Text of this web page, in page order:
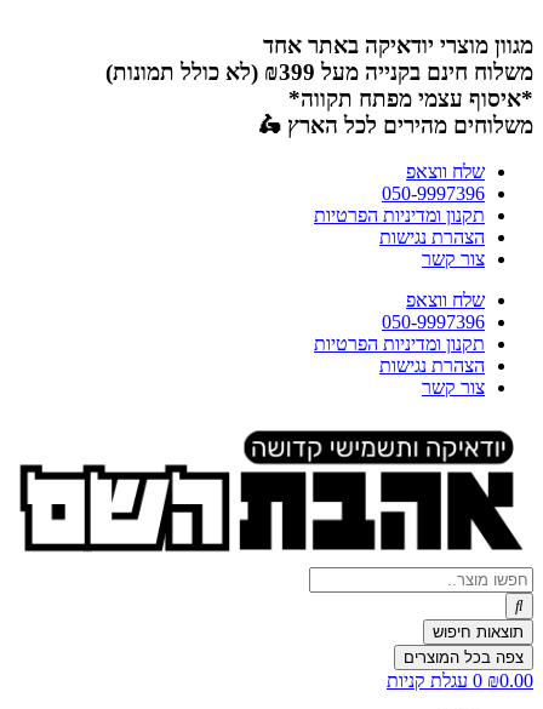
לתוכן
מגוון מוצרי יודאיקה באתר אחד
משלוח חינם בקנייה מעל ₪399 (לא כולל תמונות)
*איסוף עצמי מפתח תקווה*
משלוחים מהירים לכל הארץ 🛵
שלח ווצאפ
050-9997396
תקנון ומדיניות הפרטיות
הצהרת נגישות
צור קשר
שלח ווצאפ
050-9997396
תקנון ומדיניות הפרטיות
הצהרת נגישות
צור קשר
Search
...
תוצאות חיפוש
צפה בכל המוצרים
₪0.00
0 עגלת קניות